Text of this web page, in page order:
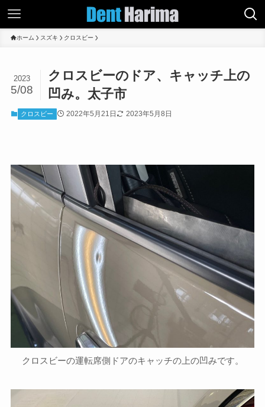
ホーム スズキ クロスビー
クロスビーのドア、キャッチ上の
凹み。太子市
2023
5/08
クロスビー 2022年5月21日 2023年5月8日
クロスビーの運転席側ドアのキャッチの上の凹みです。